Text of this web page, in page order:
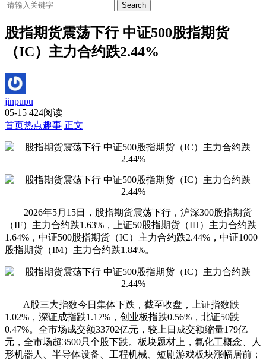
Search
股指期货震荡下行 中证500股指期货
（IC）主力合约跌2.44%
jinpupu
05-15 424阅读
首页热点趣事 正文
2026年5月15日，股指期货震荡下行，沪深300股指期货
（IF）主力合约跌1.63%，上证50股指期货（IH）主力合约跌
1.64%，中证500股指期货（IC）主力合约跌2.44%，中证1000
股指期货（IM）主力合约跌1.84%。
A股三大指数今日集体下跌，截至收盘，上证指数跌
1.02%，深证成指跌1.17%，创业板指跌0.56%，北证50跌
0.47%。全市场成交额33702亿元，较上日成交额缩量179亿
元，全市场超3500只个股下跌。板块题材上，氟化工概念、人
形机器人、半导体设备、工程机械、短剧游戏板块涨幅居前；